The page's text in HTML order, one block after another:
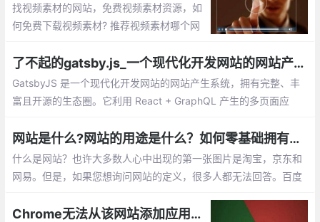
找视频素材的网站，免费视频素材资源，如
何免费下载视频素材? 推荐视频素材哪个网
otage crate、monzoom、Wedistill、Maz
wai
了不起的gatsby.js_一个现代化开发网站的网站产生系统
GatsbyJS 是一个现代化开发网站的网站产生系统，拥有完整、丰
富且开源的生态圈。它利用 React + GraphQL 产生的多页面应
索这个系统吧。 GatsbyJS 是一个拥有超过 2万 Stars，3500 fork
s 的 React 网站生成系统。
网站是什么?网站的用途是什么？如何零基础拥有自己的网站？
什么是网站？也许大多数人心中出现的第一张图片是淘宝，京东和
网易。但是，如果您想询问网站的定义，很多人都无法回答。百度
语言下的应用程序）等工具
Chrome无法从该网站添加应用，扩展程序和用户脚本